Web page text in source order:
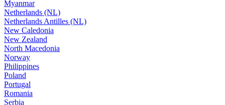
Myanmar
Netherlands (NL)
Netherlands Antilles (NL)
New Caledonia
New Zealand
North Macedonia
Norway
Philippines
Poland
Portugal
Romania
Serbia